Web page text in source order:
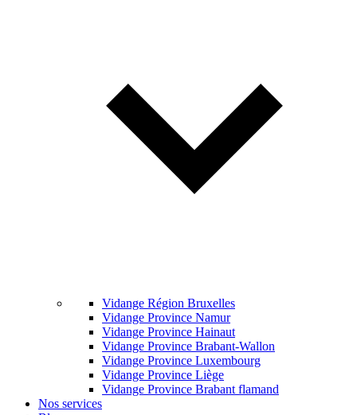
Vidange Région Bruxelles
Vidange Province Namur
Vidange Province Hainaut
Vidange Province Brabant-Wallon
Vidange Province Luxembourg
Vidange Province Liège
Vidange Province Brabant flamand
Nos services